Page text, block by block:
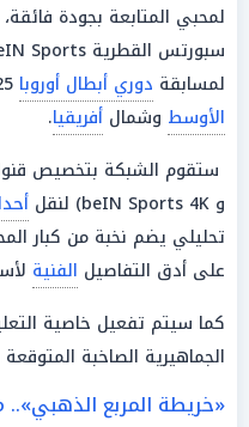
لمحبي المتابعة بجودة
لمسابقة دوري أبطال أوروبا
الأوسط وشمال أفريقيا.
و beIN Sports 4K) لنقل
تحليلي يضم نخبة من كبار
على أدق التفاصيل الفنية
كما سيتم تفعيل خاصية
الجماهيرية الصاخبة
«خريطة المربع الذهبي»..